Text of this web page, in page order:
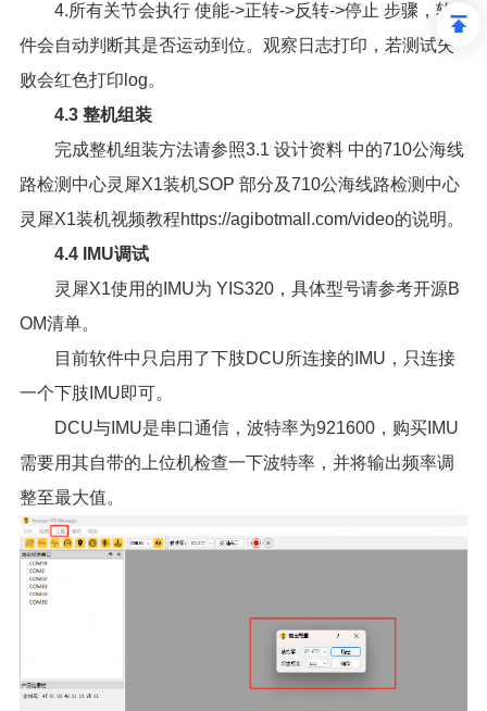
4.所有关节会执行 使能->正转->反转->停止 步骤，软
件会自动判断其是否运动到位。观察日志打印，若测试失
败会红色打印log。
4.3 整机组装
完成整机组装方法请参照3.1 设计资料 中的710公海线
路检测中心灵犀X1装机SOP 部分及710公海线路检测中心
灵犀X1装机视频教程https://agibotmall.com/video的说明。
4.4 IMU调试
灵犀X1使用的IMU为 YIS320，具体型号请参考开源B
OM清单。
目前软件中只启用了下肢DCU所连接的IMU，只连接
一个下肢IMU即可。
DCU与IMU是串口通信，波特率为921600，购买IMU
需要用其自带的上位机检查一下波特率，并将输出频率调
整至最大值。